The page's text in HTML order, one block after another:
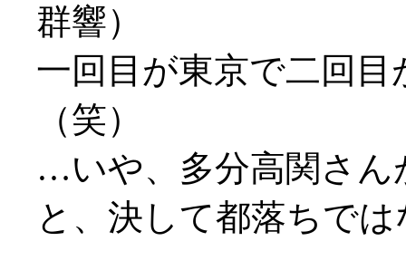
群響）
一回目が東京で二回
（笑）
…いや、多分高関さん
と、決して都落ちで